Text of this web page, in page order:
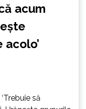
acum